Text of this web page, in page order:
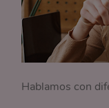
Hablamos con